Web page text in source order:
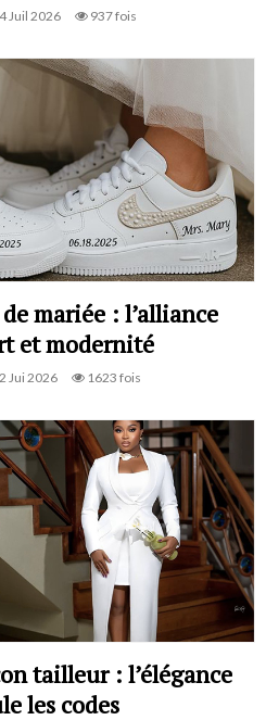
Juil 2026 937 fois
mariée : l’alliance
et modernité
Jui 2026 1623 fois
tailleur : l’élégance
les codes